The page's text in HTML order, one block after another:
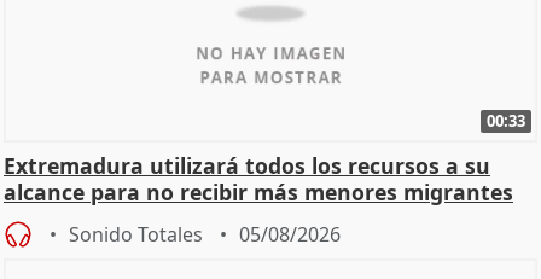
00:33
Extremadura utilizará todos los recursos a su
alcance para no recibir más menores migrantes
Sonido Totales 05/08/2026